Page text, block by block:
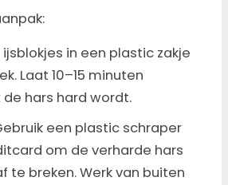
ijsblokjes in een plastic zakje
Laat 10–15 minuten
hars hard wordt.
een plastic schraper
om de verharde hars
te breken. Werk van buiten